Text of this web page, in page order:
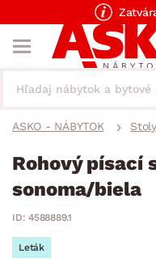
ASKO - NÁBYTOK
Rohový písací
sonoma/biela
ID: 4588889.1
Leták